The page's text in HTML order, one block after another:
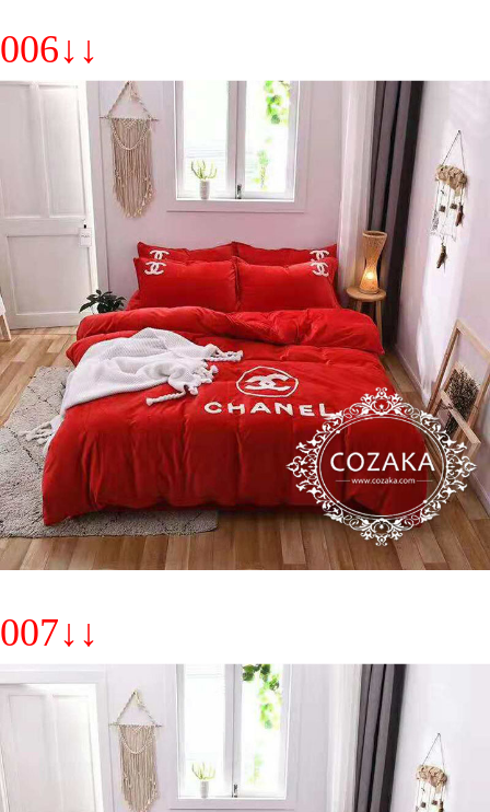
006↓↓
007↓↓